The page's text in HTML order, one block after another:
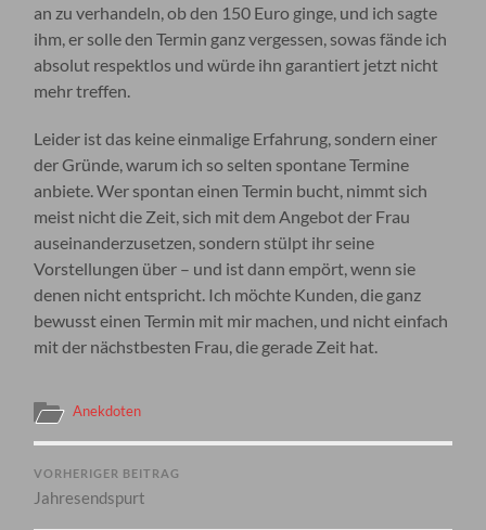
an zu verhandeln, ob den 150 Euro ginge, und ich sagte
ihm, er solle den Termin ganz vergessen, sowas fände ich
absolut respektlos und würde ihn garantiert jetzt nicht
mehr treffen.
Leider ist das keine einmalige Erfahrung, sondern einer
der Gründe, warum ich so selten spontane Termine
anbiete. Wer spontan einen Termin bucht, nimmt sich
meist nicht die Zeit, sich mit dem Angebot der Frau
auseinanderzusetzen, sondern stülpt ihr seine
Vorstellungen über – und ist dann empört, wenn sie
denen nicht entspricht. Ich möchte Kunden, die ganz
bewusst einen Termin mit mir machen, und nicht einfach
mit der nächstbesten Frau, die gerade Zeit hat.
Anekdoten
VORHERIGER BEITRAG
Jahresendspurt